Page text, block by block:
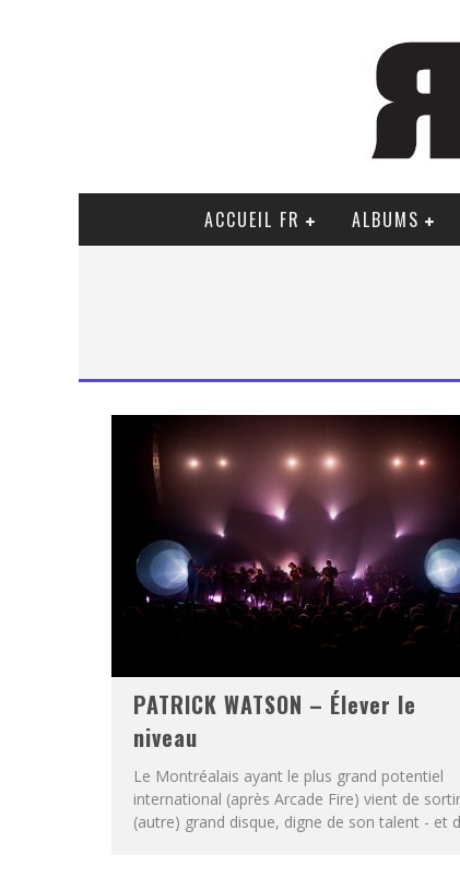
ACCUEIL FR ALBUMS
PATRICK WATSON – Élever le
niveau
Le Montréalais ayant le plus grand potentiel
international (après Arcade Fire) vient de
(autre) grand disque, digne de son talent - et